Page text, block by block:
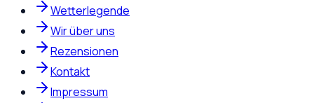
Wetterlegende
Wir über uns
Rezensionen
Kontakt
Impressum